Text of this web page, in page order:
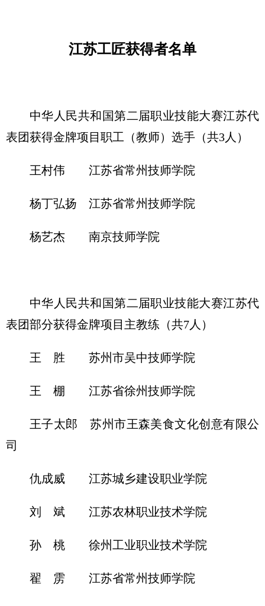
江苏工匠获得者名单
中华人民共和国第二届职业技能大赛江苏代
表团获得金牌项目职工（教师）选手（共3人）
王村伟 江苏省常州技师学院
杨丁弘扬 江苏省常州技师学院
杨艺杰 南京技师学院
中华人民共和国第二届职业技能大赛江苏代
表团部分获得金牌项目主教练（共7人）
王 胜 苏州市吴中技师学院
王 棚 江苏省徐州技师学院
王子太郎 苏州市王森美食文化创意有限公
司
仇成威 江苏城乡建设职业学院
刘 斌 江苏农林职业技术学院
孙 桃 徐州工业职业技术学院
翟 雳 江苏省常州技师学院